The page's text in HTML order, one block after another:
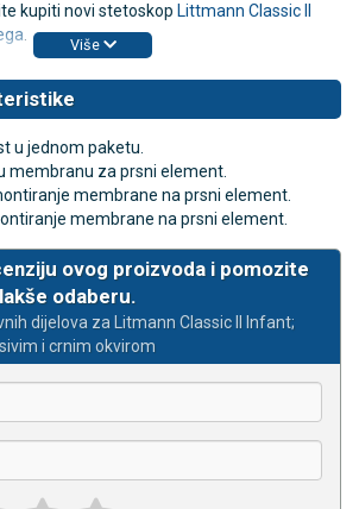
kupiti novi stetoskop Littmann Classic II
.
Više
u jednom paketu.
membranu za prsni element.
membrane na prsni element.
membrane na prsni element.
ovog proizvoda i pomozite
odaberu.
dijelova za Litmann Classic II Infant;
i crnim okvirom